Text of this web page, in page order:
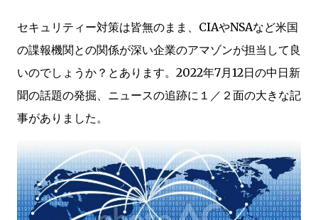
セキュリティー対策は皆無のまま、CIAやNSAなど米国
の諜報機関との関係が深い企業のアマゾンが担当して良
いのでしょうか？とあります。2022年7月12日の中日新
聞の話題の発掘、ニュースの追跡に１／２面の大きな記
事がありました。